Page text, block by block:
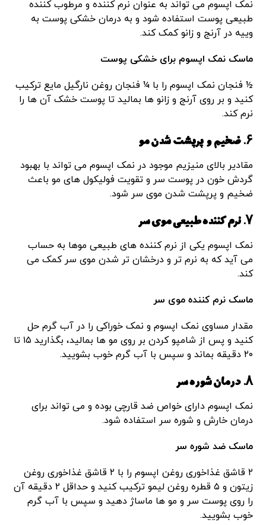
نمک اپسوم می تواند به عنوان نرم کننده و مرطوب کننده
طبیعی پوست استفاده شود و به درمان خشکی پوست به
وییه در آرنج و زانو کمک کند.
ماسک نمک اپسوم برای خشکی پوست
½ فنجان نمک اپسوم را با ¼ فنجان روغن نارگیل مایع ترکیب
کنید و بر روی آرنج و زانو ها بمالید تا پوست خشک آن ها را
نرم کند.
۶. ضخیم و پرپشت شدن مو
مقادیر بالای منیزیم موجود در نمک اپسوم می تواند با بهبود
گردش خون در پوست سر و تقویت فولیکول های مو باعث
ضخیم و پرپشت شدن موی سر شود.
۷. نرم کننده طبیعی موی سر
نمک اپسوم یکی از نرم کننده های طبیعی موها به حساب
می آید که به نرم تر و درخشان تر شدن موی سر کمک می
کند.
ماسک نرم کننده موی سر
مقدار مساوی نمک اپسوم و نمک خوراکی را در آب گرم حل
کنید و پس از شامپو کردن بر روی مو ها بمالید، بگذارید ۱۵ تا
۲۰ دقیقه بماند و سپس با آب گرم خوب بشویید.
۸. درمان شوره سر
نمک اپسوم دارای خواص ضد قارچی بوده و می تواند برای
درمان خارش و شوره سر استفاده شود.
ماسک ضد شوره سر
۲ قاشق غذاخوری روغن اپسوم را با ۲ قاشق غذاخوری روغن
زیتون و ۵ قطره روغن لیمو ترکیب کنید و حداقل ۲ دقیقه آن
را روی پوست سر و مو ها ماساژ دهید و سپس با آب گرم
خوب بشویید.